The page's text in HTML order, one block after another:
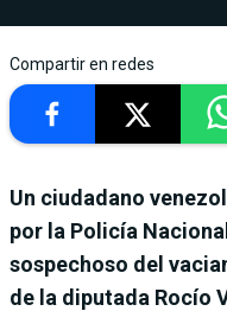
Compartir en redes
Un ciudadano
por la Policía
sospechoso del
de la diputada Rocío